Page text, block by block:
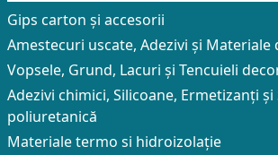
Gips carton și accesorii
Amestecuri uscate, Adezivi şi Materiale
Vopsele, Grund, Lacuri și Tencuieli
Adezivi chimici, Silicoane, Ermetizanți și
poliuretanică
Materiale termo si hidroizolație